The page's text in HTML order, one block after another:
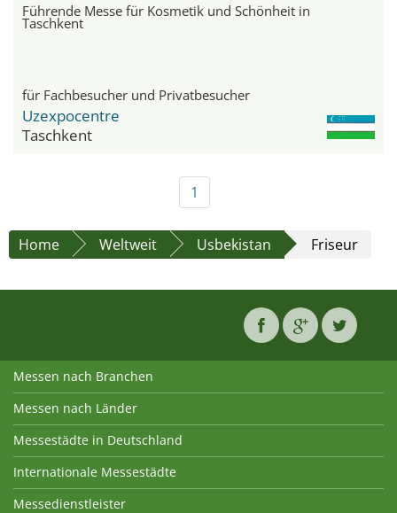
Führende Messe für Kosmetik und Schönheit in
Taschkent
für Fachbesucher und Privatbesucher
Uzexpocentre
Taschkent
1
Home Weltweit Usbekistan Friseur
Messen nach Branchen
Messen nach Länder
Messestädte in Deutschland
Internationale Messestädte
Messedienstleister